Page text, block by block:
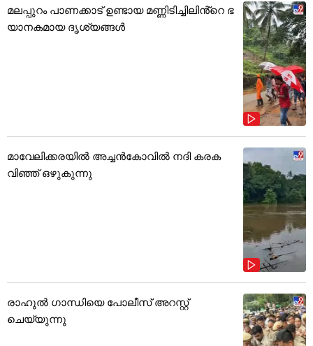
മലപ്പുറം പാണക്കാട് ഉണ്ടായ മണ്ണിടിച്ചിലിൻ്റെ ഭ
യാനകമായ ദൃശ്യങ്ങൾ
മാവേലിക്കരയിൽ അച്ചൻകോവിൽ നദി കരക
വിഞ്ഞ് ഒഴുകുന്നു
രാഹുൽ ഗാന്ധിയെ പോലീസ് അറസ്റ്റ്
ചെയ്യുന്നു